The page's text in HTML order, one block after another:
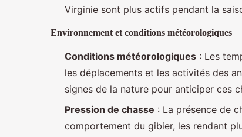
Virginie sont plus actifs pendant la
Environnement et conditions météorologiques
Conditions météorologiques : Les
les déplacements et les activités des
signes de la nature pour anticiper ces
Pression de chasse : La présence de
comportement du gibier, les rendant